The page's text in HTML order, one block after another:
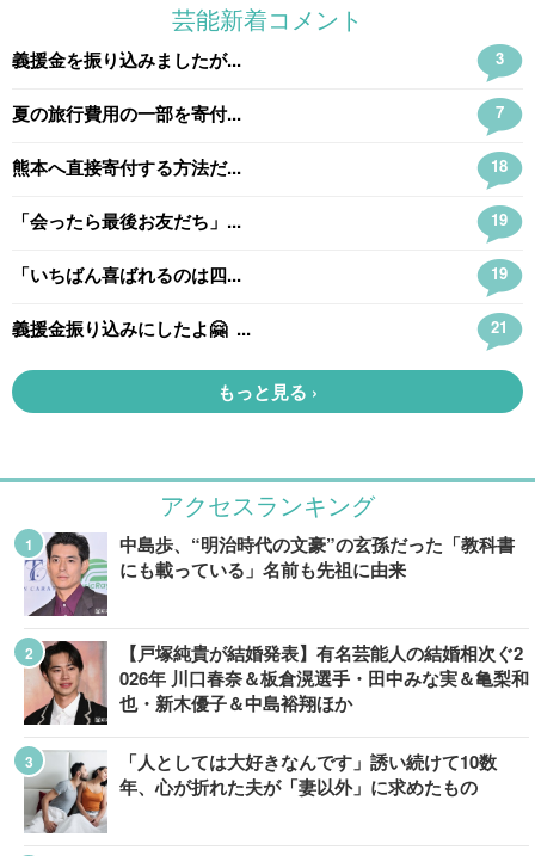
アクセスランキング
中島歩、“明治時代の文豪”の玄孫だった「教科書
にも載っている」名前も先祖に由来
【戸塚純貴が結婚発表】有名芸能人の結婚相次ぐ2
026年 川口春奈＆板倉滉選手・田中みな実＆亀梨和
也・新木優子＆中島裕翔ほか
「人としては大好きなんです」誘い続けて10数
年、心が折れた夫が「妻以外」に求めたもの